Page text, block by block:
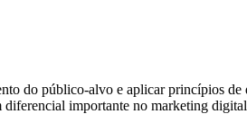
do público-alvo e aplicar princípios de
diferencial importante no marketing